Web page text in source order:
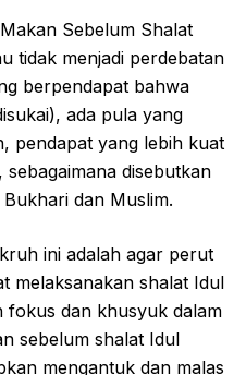
Sebelum Shalat
tidak menjadi perdebatan
berpendapat bahwa
ada pula yang
pendapat yang lebih kuat
disebutkan
dan Muslim.
ini adalah agar perut
melaksanakan shalat Idul
fokus dan khusyuk dalam
sebelum shalat Idul
mengantuk dan malas